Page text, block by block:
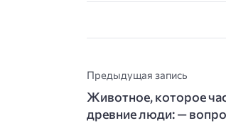
Предыдущая запись
Животное, которое
древние люди: —